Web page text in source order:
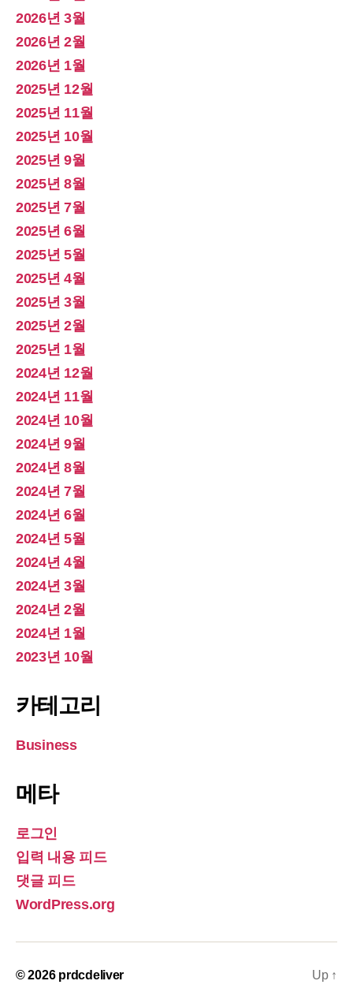
2026년 3월
2026년 2월
2026년 1월
2025년 12월
2025년 11월
2025년 10월
2025년 9월
2025년 8월
2025년 7월
2025년 6월
2025년 5월
2025년 4월
2025년 3월
2025년 2월
2025년 1월
2024년 12월
2024년 11월
2024년 10월
2024년 9월
2024년 8월
2024년 7월
2024년 6월
2024년 5월
2024년 4월
2024년 3월
2024년 2월
2024년 1월
2023년 10월
카테고리
Business
메타
로그인
입력 내용 피드
댓글 피드
WordPress.org
© 2026 prdcdeliver Up ↑